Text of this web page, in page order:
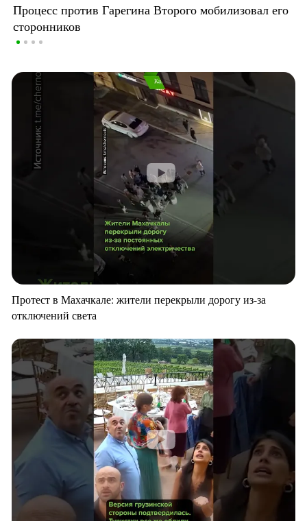
Процесс против Гарегина Второго мобилизовал его
сторонников
Протест в Махачкале: жители перекрыли дорогу из-за
отключений света